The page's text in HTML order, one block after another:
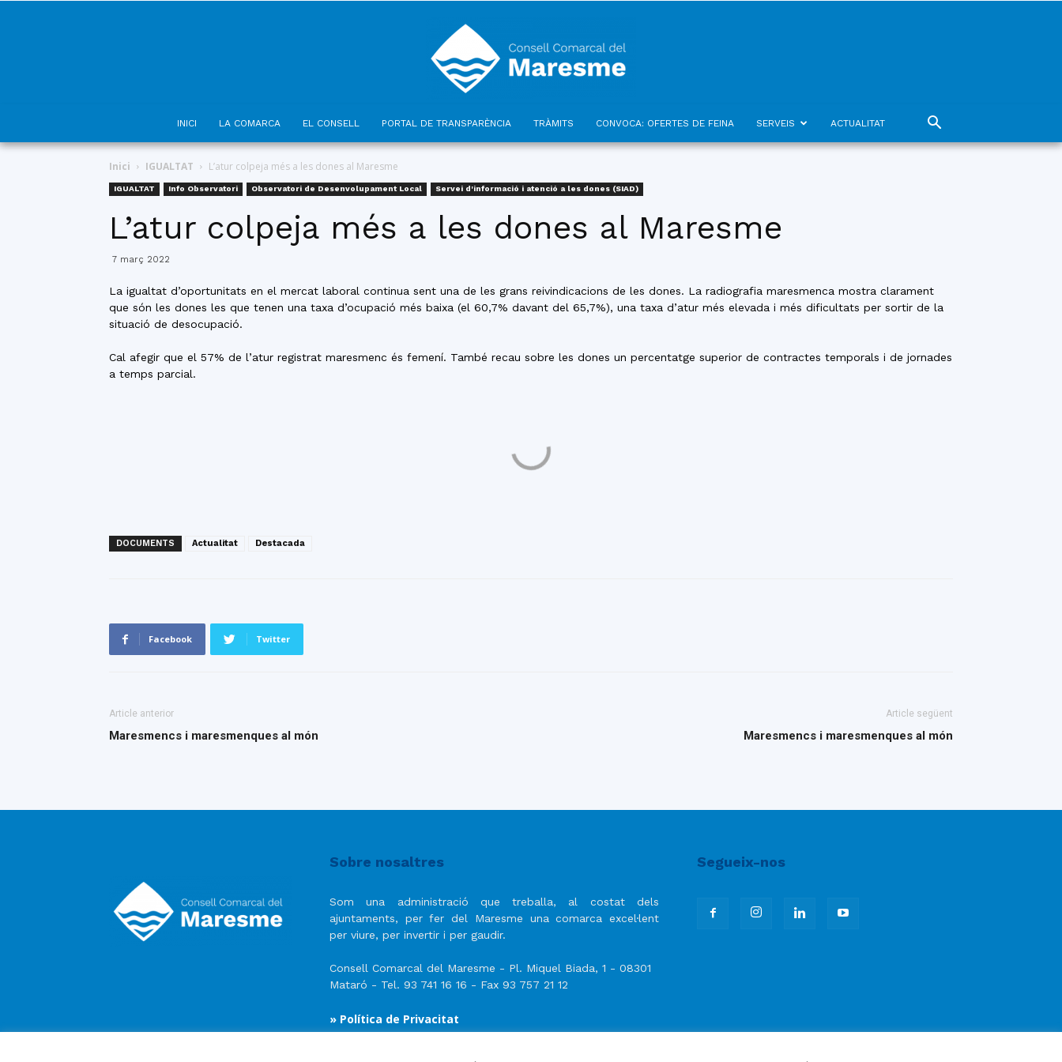
del
Maresme
INICI LA COMARCA EL CONSELL PORTAL DE TRANSPARÈNCIA TRÀMITS CONVOCA: OFERTES DE FEINA SERVEIS ACTUALITAT
Inici IGUALTAT L’atur colpeja més a les dones al Maresme
IGUALTAT Info Observatori Observatori de Desenvolupament Local Servei d'informació i atenció a les dones (SIAD)
L’atur colpeja més a les dones al Maresme
7 març 2022
La igualtat d’oportunitats en el mercat laboral continua sent una de les grans reivindicacions de les dones. La radiografia maresmenca mostra clarament
que són les dones les que tenen una taxa d’ocupació més baixa (el 60,7% davant del 65,7%), una taxa d’atur més elevada i més dificultats per sortir de la
situació de desocupació.
Cal afegir que el 57% de l’atur registrat maresmenc és femení. També recau sobre les dones un percentatge superior de contractes temporals i de jornades
a temps parcial.
DOCUMENTS Actualitat Destacada
Facebook Twitter
Article anterior
Maresmencs i maresmenques al món
Article següent
Maresmencs i maresmenques al món
Sobre nosaltres
Som una administració que treballa, al costat dels
ajuntaments, per fer del Maresme una comarca excel·lent
per viure, per invertir i per gaudir.
Consell Comarcal del Maresme - Pl. Miquel Biada, 1 - 08301
Mataró - Tel. 93 741 16 16 - Fax 93 757 21 12
» Política de Privacitat
Segueix-nos